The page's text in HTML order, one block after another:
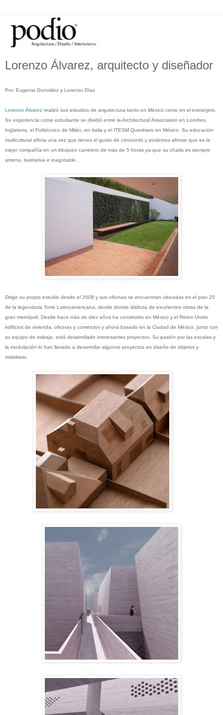
Lorenzo Álvarez, arquitecto y diseñador
Por: Eugenia González y Lorenzo Díaz
Lorenzo Álvarez realizó sus estudios de arquitectura tanto en México como en el extranjero.
Su experiencia como estudiante se dividió entre la Architectural Association en Londres,
Inglaterra, el Politécnico de Milán, en Italia y el ITESM Querétaro en México. Su educación
multicultural aflora una vez que tienes el gusto de conocerlo y podemos afirmar que es la
mejor compañía en un bloqueo carretero de más de 5 horas ya que su charla es siempre
amena, ilustrativa e inagotable.
Dirige su propio estudio desde el 2008 y sus oficinas se encuentran ubicadas en el piso 25
de la legendaria Torre Latinoamericana, desde donde disfruta de excelentes vistas de la
gran metrópoli. Desde hace más de diez años ha construido en México y el Reino Unido
edificios de vivienda, oficinas y comercios y ahora basado en la Ciudad de México, junto con
su equipo de trabajo, está desarrollado interesantes proyectos. Su pasión por las escalas y
la modulación lo han llevado a desarrollar algunos proyectos en diseño de objetos y
mobiliario.